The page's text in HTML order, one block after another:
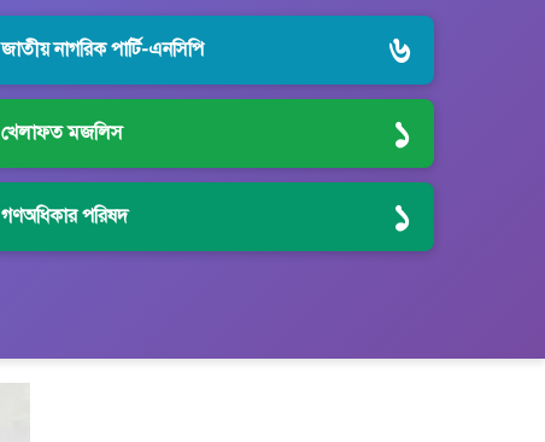
জাতীয় নাগরিক পার্টি-এনসিপি ৬
খেলাফত মজলিস ১
গণঅধিকার পরিষদ ১